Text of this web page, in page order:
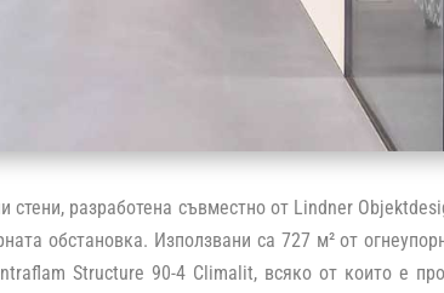
стени, разработена съвместно от Lindner
обстановка. Използвани са 727 м² от
Structure 90-4 Climalit, всяко от които е